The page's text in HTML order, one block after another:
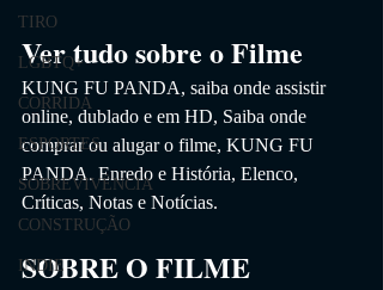
TIRO
LGBTQ+
CORRIDA
ESPORTES
SOBREVIVÊNCIA
CONSTRUÇÃO
INDIE
Ver tudo sobre o Filme
KUNG FU PANDA, saiba onde assistir
online, dublado e em HD, Saiba onde
comprar ou alugar o filme, KUNG FU
PANDA. Enredo e História, Elenco,
Críticas, Notas e Notícias.
SOBRE O FILME